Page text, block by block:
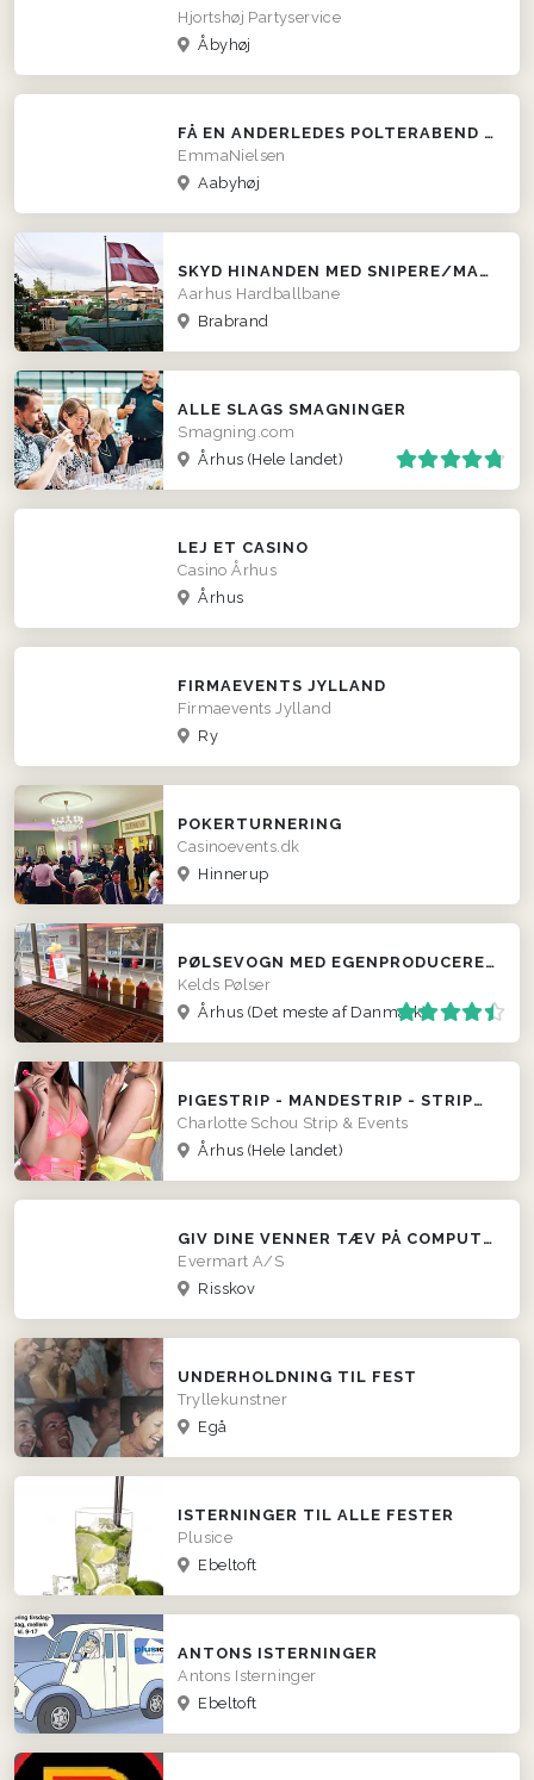
Hjortshøj Partyservice
Åbyhøj
FÅ EN ANDERLEDES POLTERABEND MED DYKKERBUTIKKEN!
EmmaNielsen
Aabyhøj
SKYD HINANDEN MED SNIPERE/MASKINGEVÆRER HOS AHBB
Aarhus Hardballbane
Brabrand
ALLE SLAGS SMAGNINGER
Smagning.com
Århus (Hele landet)
LEJ ET CASINO
Casino Århus
Århus
FIRMAEVENTS JYLLAND
Firmaevents Jylland
Ry
POKERTURNERING
Casinoevents.dk
Hinnerup
PØLSEVOGN MED EGENPRODUCEREDE PØLSER
Kelds Pølser
Århus (Det meste af Danmark)
PIGESTRIP - MANDESTRIP - STRIPUNDERVISNING - DOBBELTSHOWS
Charlotte Schou Strip & Events
Århus (Hele landet)
GIV DINE VENNER TÆV PÅ COMPUTEREN
Evermart A/S
Risskov
UNDERHOLDNING TIL FEST
Tryllekunstner
Egå
ISTERNINGER TIL ALLE FESTER
Plusice
Ebeltoft
ANTONS ISTERNINGER
Antons Isterninger
Ebeltoft